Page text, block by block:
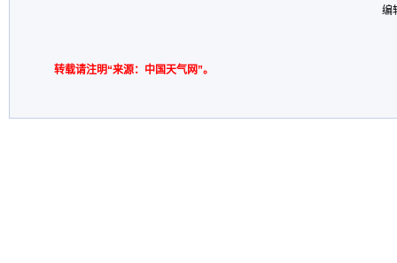
编
转载请注明“来源：中国天气网”。